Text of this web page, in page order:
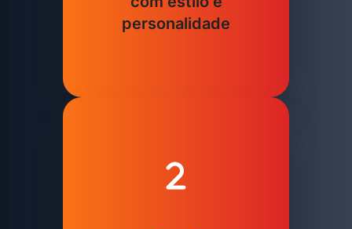
personalidade